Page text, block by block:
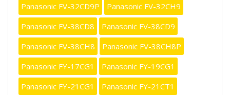
Panasonic FV-32CD9P
Panasonic FV-32CH9
Panasonic FV-38CD8
Panasonic FV-38CD9
Panasonic FV-38CH8
Panasonic FV-38CH8P
Panasonic FY-17CG1
Panasonic FY-19CG1
Panasonic FY-21CG1
Panasonic FY-21CT1